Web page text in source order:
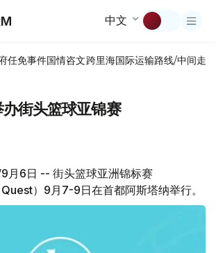
中文
任免事件国情咨文跨里海国际运输路线/中间走廊
街头篮球亚锦赛
月6日 -- 街头篮球亚洲锦标赛
）9月7-9日在首都阿斯塔纳举行。